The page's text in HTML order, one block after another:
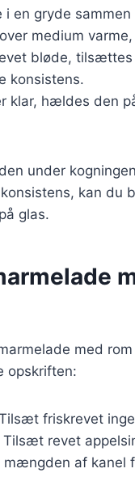
en gryde
medium
bløde, tilsættes
konsistens.
hældes den
under
kan du
glas.
med
opskriften:
friskrevet
Tilsæt revet
mængden af kanel